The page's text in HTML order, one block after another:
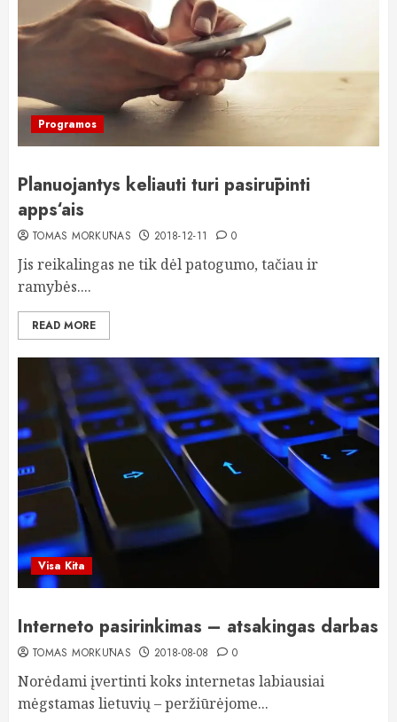
Programos
Planuojantys keliauti turi pasirūpinti
apps‘ais
TOMAS MORKŪNAS 2018-12-11 0
Jis reikalingas ne tik dėl patogumo, tačiau ir
ramybės....
READ MORE
Visa Kita
Interneto pasirinkimas – atsakingas darbas
TOMAS MORKŪNAS 2018-08-08 0
Norėdami įvertinti koks internetas labiausiai
mėgstamas lietuvių – peržiūrėjome...